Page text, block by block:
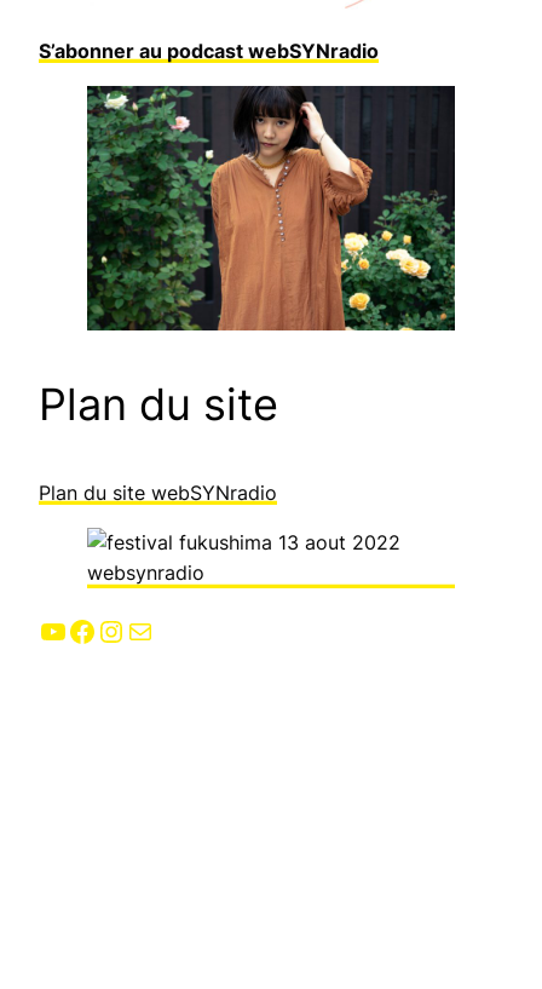
S’abonner au podcast webSYNradio
Plan du site
Plan du site webSYNradio
YouTube Facebook Instagram E-mail